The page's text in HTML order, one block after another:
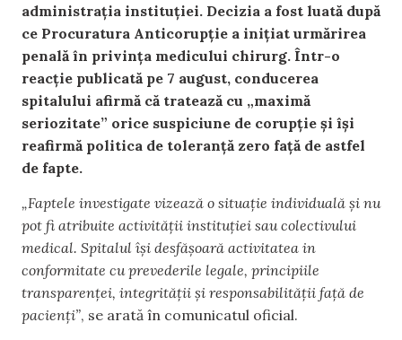
administrația instituției. Decizia a fost luată după
ce Procuratura Anticorupție a inițiat urmărirea
penală în privința medicului chirurg. Într-o
reacție publicată pe 7 august, conducerea
spitalului afirmă că tratează cu „maximă
seriozitate” orice suspiciune de corupție și își
reafirmă politica de toleranță zero față de astfel
de fapte.
„Faptele investigate vizează o situație individuală și nu
pot fi atribuite activității instituției sau colectivului
medical. Spitalul își desfășoară activitatea in
conformitate cu prevederile legale, principiile
transparenței, integrității și responsabilității față de
pacienți”, se arată în comunicatul oficial.